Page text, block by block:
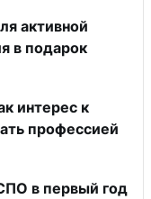
активной
в подарок
интерес к
профессией
в первый год